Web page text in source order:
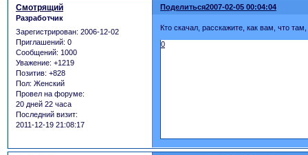
Поделиться2007-02-05 00:04:04
Смотрящий
Разработчик
Зарегистрирован: 2006-12-02
Приглашений: 0
Сообщений: 1000
Уважение: +1219
Позитив: +828
Пол: Женский
Провел на форуме:
20 дней 22 часа
Последний визит:
2011-12-19 21:08:17
Кто скачал, расскажите, как вам, что
0